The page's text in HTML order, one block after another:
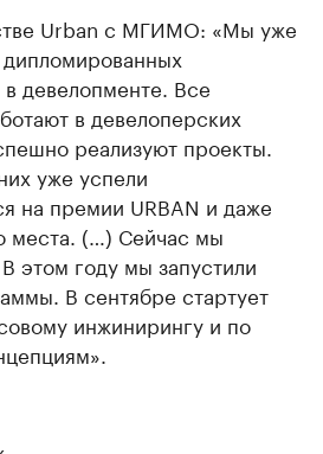
Urban с МГИМО: «Мы уже
в девелопменте. Все
в девелоперских
реализуют проекты.
уже успели
на премии URBAN и даже
места. (…) Сейчас мы
этом году мы запустили
В сентябре стартует
инжинирингу и по